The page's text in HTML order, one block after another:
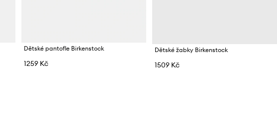
Dětské pantofle Birkenstock
1259 Kč
Dětské žabky Birkenstock
1509 Kč